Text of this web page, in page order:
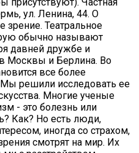
ул. Ленина, 44. О
зрение. Театральное
обычно называют
давней дружбе и
Москвы и Берлина. Во
все более
решили исследовать ее
Многие ученые
- это болезнь или
Как? Но есть люди,
иногда со страхом,
смотрят на мир. Их